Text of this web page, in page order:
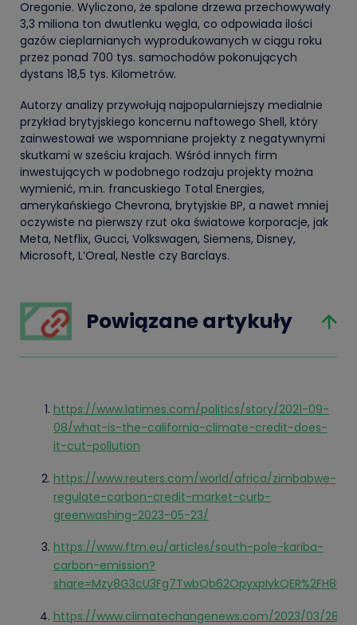
Oregonie. Wyliczono, że spalone drzewa przechowywały
3,3 miliona ton dwutlenku węgla, co odpowiada ilości
gazów cieplarnianych wyprodukowanych w ciągu roku
przez ponad 700 tys. samochodów pokonujących
dystans 18,5 tys. Kilometrów.
Autorzy analizy przywołują najpopularniejszy medialnie
przykład brytyjskiego koncernu naftowego Shell, który
zainwestował we wspomniane projekty z negatywnymi
skutkami w sześciu krajach. Wśród innych firm
inwestujących w podobnego rodzaju projekty można
wymienić, m.in. francuskiego Total Energies,
amerykańskiego Chevrona, brytyjskie BP, a nawet mniej
oczywiste na pierwszy rzut oka światowe korporacje, jak
Meta, Netflix, Gucci, Volkswagen, Siemens, Disney,
Microsoft, L’Oreal, Nestle czy Barclays.
Powiązane artykuły
https://www.latimes.com/politics/story/2021-09-
08/what-is-the-california-climate-credit-does-
it-cut-pollution
https://www.reuters.com/world/africa/zimbabwe-
regulate-carbon-credit-market-curb-
greenwashing-2023-05-23/
https://www.ftm.eu/articles/south-pole-kariba-
carbon-emission?
https://www.climatechangenews.com/2023/03/28/